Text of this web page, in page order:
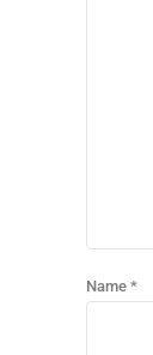
Name *